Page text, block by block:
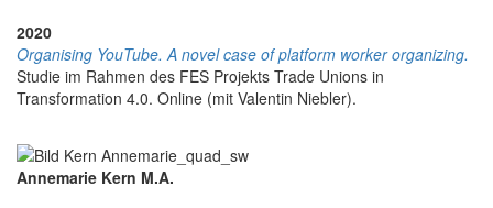
2020
Organising YouTube. A novel case of platform worker organizing.
Studie im Rahmen des FES Projekts Trade Unions in
Transformation 4.0. Online (mit Valentin Niebler).
Annemarie Kern M.A.